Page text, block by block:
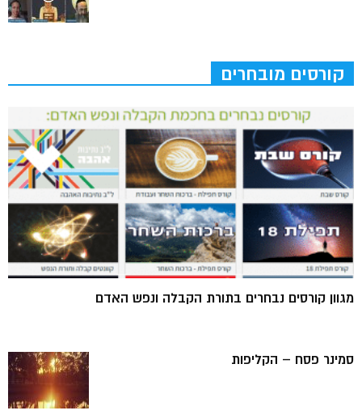
קורסים מובחרים
מגוון קורסים נבחרים בתורת הקבלה ונפש האדם
סמינר פסח – הקליפות